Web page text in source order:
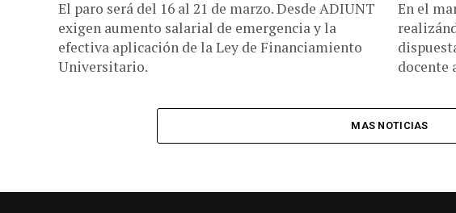
El paro será del 16 al 21 de marzo. Desde ADIUNT
exigen aumento salarial de emergencia y la
efectiva aplicación de la Ley de Financiamiento
Universitario.
En el
docente
MAS NOTICIAS